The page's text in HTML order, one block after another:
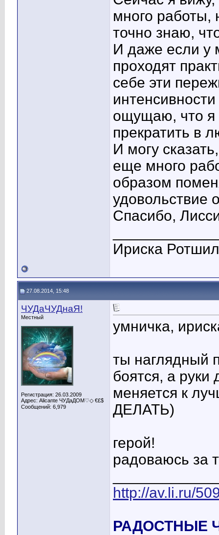
много работы,
точно знаю,
И даже если у
проходят
себе эти
ощущаю, что я
прекратить в
И могу
еще много
образом
удовольствие
Спасибо,
Ириска
27.08.2014, 15:48
ЧУДаЧУДнаЯ!
Местный
Регистрация: 26.03.2009
Адрес: Alicante ЧУДаДОМ♡◇ €£$
Сообщений: 6,979
умничка,
ты наглядный
боятся, а
меняется к
ДЕЛАТЬ)
герой!
радоваюсь за
http://av.li.ru/
РАДОСТНЫЕ